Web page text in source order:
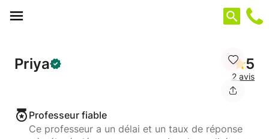
Priya 5
2 avis
Professeur fiable
Ce professeur a un délai et un taux de réponse